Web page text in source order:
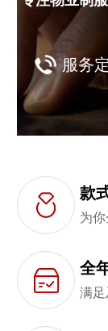
服务
款
为
全
满